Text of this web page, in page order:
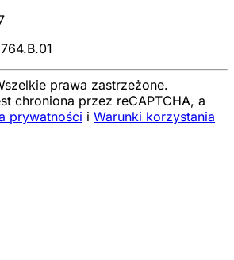
prawa zastrzeżone.
chroniona przez reCAPTCHA, a
prywatności i Warunki korzystania